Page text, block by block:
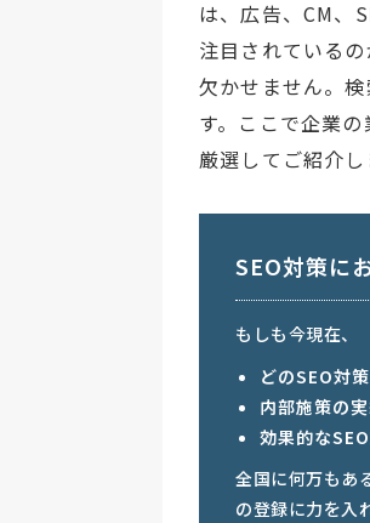
は、広告、CM、
注目されている
欠かせません。
す。ここで企業
厳選してご紹介し
SEO対策に
もしも今現在、
どのSEO対
内部施策の
効果的な
全国に何万もあ
の登録に力を入